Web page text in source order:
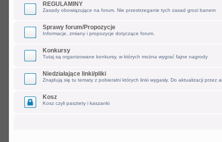
REGULAMINY
Zasady obowiązujące na forum. Nie przestrzeganie tych zasad grozi banem
Sprawy forum/Propozycje
Informacje, zmiany i propozycje dotyczące forum.
Konkursy
Tutaj są organizowane konkursy, w których można wygrać fajne nagrody
Niedziałające linki/pliki
Znajdują się tu tematy z pobieralni których linki wygasły. Do aktualizacji przez
Kosz
Kosz czyli pasztety i kaszanki